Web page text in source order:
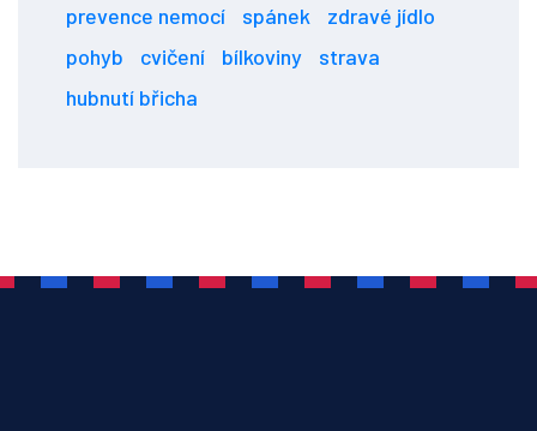
prevence nemocí
spánek
zdravé jídlo
pohyb
cvičení bílkoviny
strava
hubnutí břicha